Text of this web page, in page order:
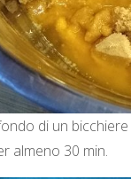
di un
almeno 30 min.